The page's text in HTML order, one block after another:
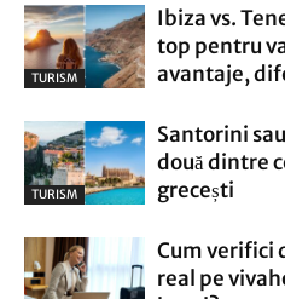
TURISM
Ibiza vs.
top pentru
avantaje,
TURISM
Santorini
două dintre
grecești
Cum verifici
real pe